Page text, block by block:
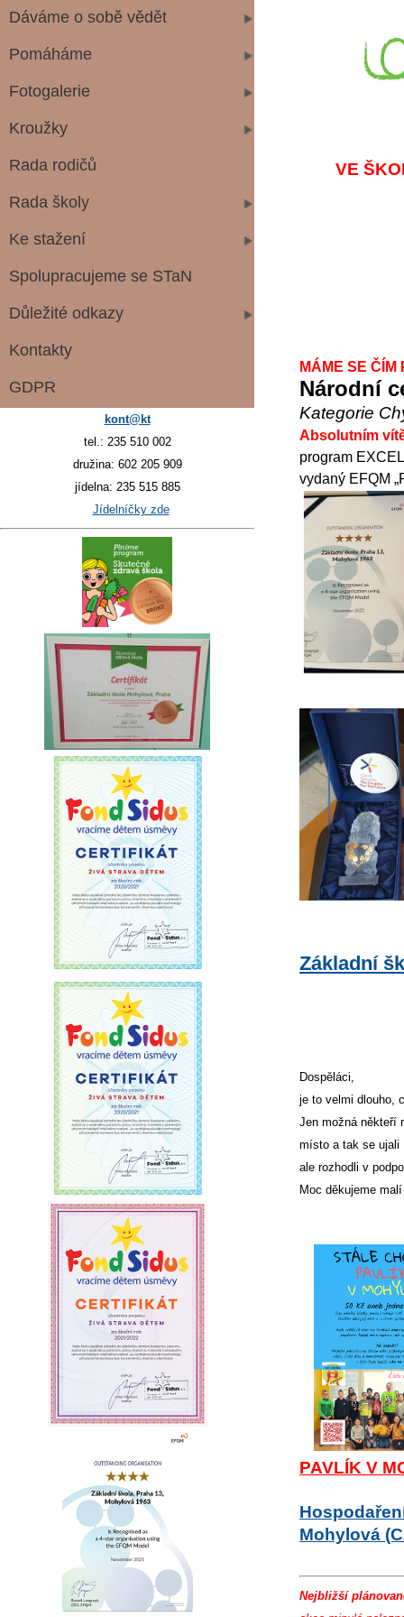
Dáváme o sobě vědět
Pomáháme
Fotogalerie
Kroužky
Rada rodičů
Rada školy
Ke stažení
Spolupracujeme se STaN
Důležité odkazy
Kontakty
GDPR
kont@kt
tel.: 235 510 002
družina: 602 205 909
jídelna: 235 515 885
Jídelníčky zde
VE
MÁME SE ČÍM
Národní
Kategorie
Absolutním
program
vydaný EFQM
Základní
Dospěláci,
je to velmi dlouho,
Jen možná někteří
místo a tak se ujali
ale rozhodli v
Moc děkujeme
PAVLÍK V
Mohylová
Nejbližší